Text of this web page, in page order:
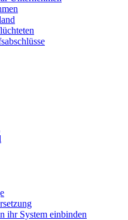
ihr System einbinden